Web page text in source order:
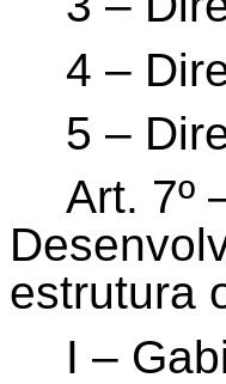
4 –
5 –
Art. 7º
estrutura
I –